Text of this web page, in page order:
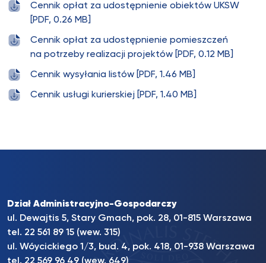
Cennik opłat za udostępnienie obiektów UKSW
[PDF, 0.26 MB]
Cennik opłat za udostępnienie pomieszczeń
na potrzeby realizacji projektów [PDF, 0.12 MB]
Cennik wysyłania listów [PDF, 1.46 MB]
Cennik usługi kurierskiej [PDF, 1.40 MB]
Dział Administracyjno-Gospodarczy
ul. Dewajtis 5, Stary Gmach, pok. 28, 01-815 Warszawa
tel. 22 561 89 15 (wew. 315)
ul. Wóycickiego 1/3, bud. 4, pok. 418, 01-938 Warszawa